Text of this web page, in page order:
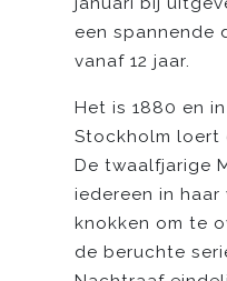
een spannende
vanaf 12 jaar.
Het is 1880 en
Stockholm loert
De twaalfjarige
iedereen in haar
knokken om te
de beruchte